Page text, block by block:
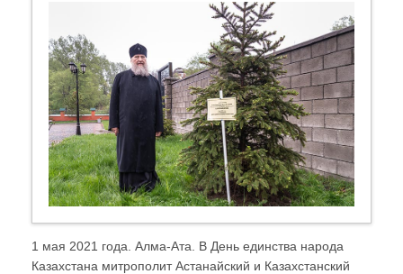
1 мая 2021 года. Алма-Ата. В День единства народа
Казахстана митрополит Астанайский и Казахстанский